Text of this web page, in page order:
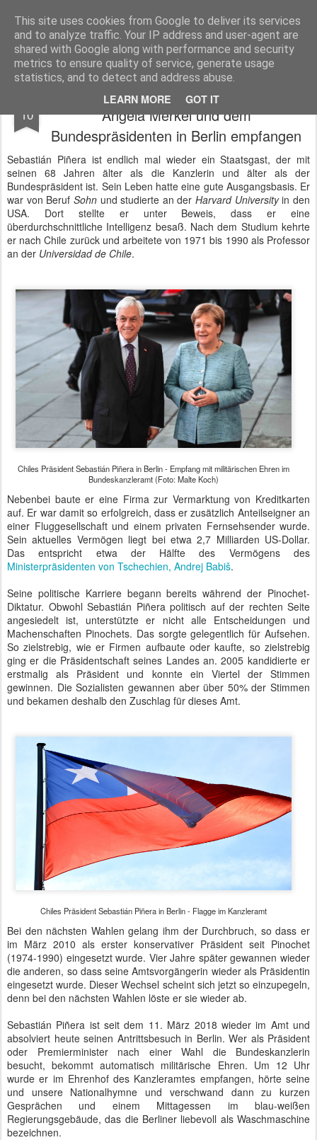
This site uses cookies from Google to deliver its services
and to analyze traffic. Your IP address and user-agent are
shared with Google along with performance and security
metrics to ensure quality of service, generate usage
statistics, and to detect and address abuse.
LEARN MORE GOT IT
BTB concept Media GmbH Presseberichte zu Bundespolitik, Diplomatie, Sicherheitspolitik, Wirtschaft, Fahrzeugtechnik und IT - Pressedienst, Fachartikel, Bildredaktion, O-Ton-Videos
10
Chiles Präsident Sebastián Piñera von
Angela Merkel und dem
Bundespräsidenten in Berlin empfangen
Sebastián Piñera ist endlich mal wieder ein Staatsgast, der mit
seinen 68 Jahren älter als die Kanzlerin und älter als der
Bundespräsident ist. Sein Leben hatte eine gute Ausgangsbasis. Er
war von Beruf Sohnund studierte an derHarvard Universityin den
USA. Dort stellte er unter Beweis, dass er eine
überdurchschnittliche Intelligenz besaß. Nach dem Studium kehrte
er nach Chile zurück und arbeitete von 1971 bis 1990 als Professor
an der Universidad de Chile.
Chiles Präsident Sebastián Piñera in Berlin - Empfang mit militärischen Ehren im
Bundeskanzleramt (Foto: Malte Koch)
Nebenbei baute er eine Firma zur Vermarktung von Kreditkarten
auf. Er war damit so erfolgreich, dass er zusätzlich Anteilseigner an
einer Fluggesellschaft und einem privaten Fernsehsender wurde.
Sein aktuelles Vermögen liegt bei etwa 2,7 Milliarden US-Dollar.
Das entspricht etwa der Hälfte des Vermögens des
Ministerpräsidenten von Tschechien, Andrej Babiš.
Seine politische Karriere begann bereits während der Pinochet-
Diktatur. Obwohl Sebastián Piñera politisch auf der rechten Seite
angesiedelt ist, unterstützte er nicht alle Entscheidungen und
Machenschaften Pinochets. Das sorgte gelegentlich für Aufsehen.
So zielstrebig, wie er Firmen aufbaute oder kaufte, so zielstrebig
ging er die Präsidentschaft seines Landes an. 2005 kandidierte er
erstmalig als Präsident und konnte ein Viertel der Stimmen
gewinnen. Die Sozialisten gewannen aber über 50% der Stimmen
und bekamen deshalb den Zuschlag für dieses Amt.
Chiles Präsident Sebastián Piñera in Berlin - Flagge im Kanzleramt
Bei den nächsten Wahlen gelang ihm der Durchbruch, so dass er
im März 2010 als erster konservativer Präsident seit Pinochet
(1974-1990) eingesetzt wurde. Vier Jahre später gewannen wieder
die anderen, so dass seine Amtsvorgängerin wieder als Präsidentin
eingesetzt wurde. Dieser Wechsel scheint sich jetzt so einzupegeln,
denn bei den nächsten Wahlen löste er sie wieder ab.
Sebastián Piñera ist seit dem 11. März 2018 wieder im Amt und
absolviert heute seinen Antrittsbesuch in Berlin. Wer als Präsident
oder Premierminister nach einer Wahl die Bundeskanzlerin
besucht, bekommt automatisch militärische Ehren. Um 12 Uhr
wurde er im Ehrenhof des Kanzleramtes empfangen, hörte seine
und unsere Nationalhymne und verschwand dann zu kurzen
Gesprächen und einem Mittagessen im blau-weißen
Regierungsgebäude, das die Berliner liebevoll als Waschmaschine
bezeichnen.